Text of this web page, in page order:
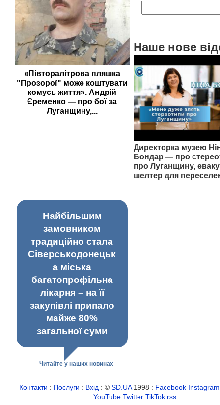
«Півторалітрова пляшка
"Прозорої" може коштувати
комусь життя». Андрій
Єременко — про бої за
Луганщину,...
Наше нове
Директорка музею
Бондар — про
про Луганщину,
шелтер для
Найбільшим
замовником
традиційно стала
Сіверськодонецьк
а міська
багатопрофільна
лікарня – на її
закупівлі припало
майже 80%
загальної суми
Читайте у наших новинах
Контакти : Послуги : Вхід : ©SD.UA1998 : Facebook Instagram
YouTube Twitter TikTok rss